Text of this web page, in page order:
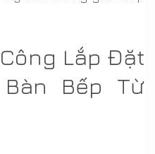
Lắp Đặt
Bếp Từ